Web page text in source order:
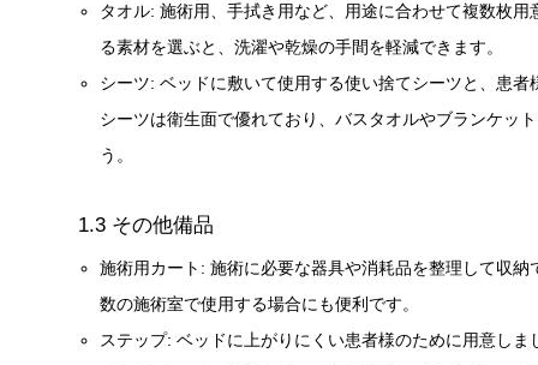
タオル: 施術用、手拭き用など、用途に合わせて複数枚
る素材を選ぶと、洗濯や乾燥の手間を軽減できます。
シーツ: ベッドに敷いて使用する使い捨てシーツと、患
シーツは衛生面で優れており、バスタオルやブランケッ
う。
1.3 その他備品
施術用カート: 施術に必要な器具や消耗品を整理して収
数の施術室で使用する場合にも便利です。
ステップ: ベッドに上がりにくい患者様のために用意しま